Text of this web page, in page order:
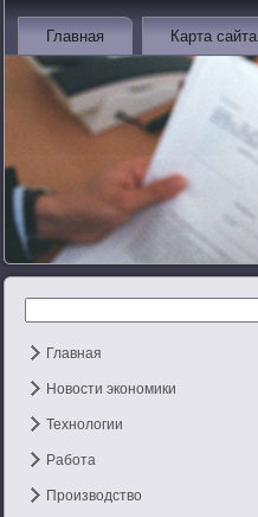
Главная Карта сайта
Главная
Новости экономики
Технологии
Работа
Производство